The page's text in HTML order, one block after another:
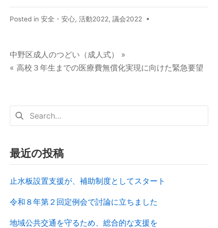
Posted in 安全・安心, 活動2022, 議会2022 •
中野区成人のつどい（成人式） »
« 高校３年生までの医療費無償化実現に向けた緊急要望
最近の投稿
止水板設置支援が、補助制度としてスタート
令和８年第２回定例会で討論に立ちました
地域公共交通を守るため、総合的な支援を